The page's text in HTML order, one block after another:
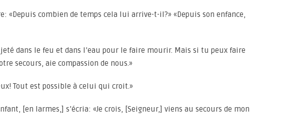
«Depuis combien de temps cela lui arrive-t-il?» «Depuis son enfance,
jeté dans le feu et dans l’eau pour le faire mourir. Mais si tu peux faire
secours, aie compassion de nous.»
Tout est possible à celui qui croit.»
[en larmes,] s’écria: «Je crois, [Seigneur,] viens au secours de mon